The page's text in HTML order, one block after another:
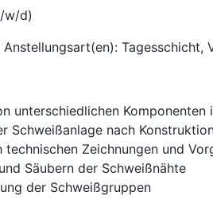
w/d)
unterschiedlichen Komponenten
Schweißanlage nach
technischen Zeichnungen und
Säubern der Schweißnähte
der Schweißgruppen